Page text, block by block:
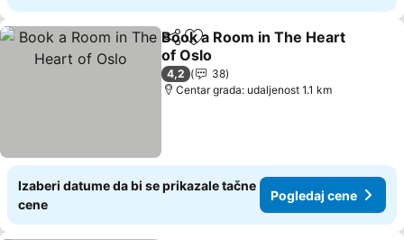
Deli Dodati u favorite
Book a Room in The Heart
of Oslo
Pogledaj cene
4,2
38
Centar grada: udaljenost 1.1 km
Izaberi datume da bi se prikazale tačne
cene
Pogledaj cene